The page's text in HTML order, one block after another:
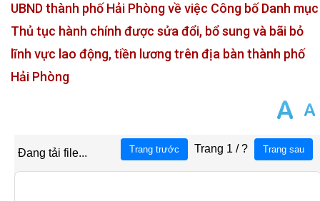
UBND thành phố Hải Phòng về việc Công bố Danh mục
Thủ tục hành chính được sửa đổi, bổ sung và bãi bỏ
lĩnh vực lao động, tiền lương trên địa bàn thành phố
Hải Phòng